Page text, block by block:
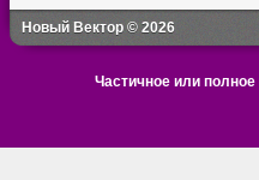
Новый Вектор © 2026
Частичное или